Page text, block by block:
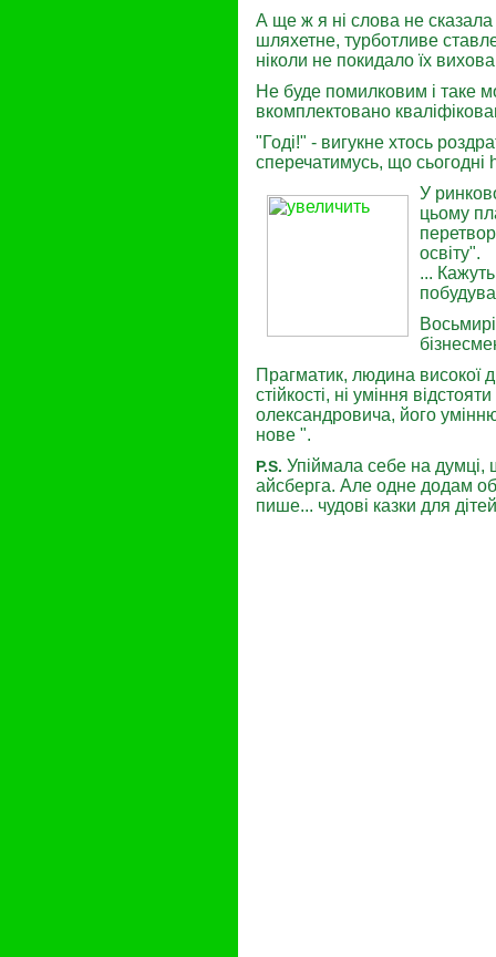
А ще ж я ні слова не сказала
шляхетне, турботливе
ніколи не покидало їх
Не буде помилковим і таке
вкомплектовано
"Годі!" - вигукне хтось
сперечатимусь, що сьогодні
У
цьому
освіту".
...
Прагматик, людина високої
стійкості, ні уміння
олександровича, його
нове ".
P.S. Упіймала себе на думці,
айсберга. Але одне додам
пише... чудові казки для